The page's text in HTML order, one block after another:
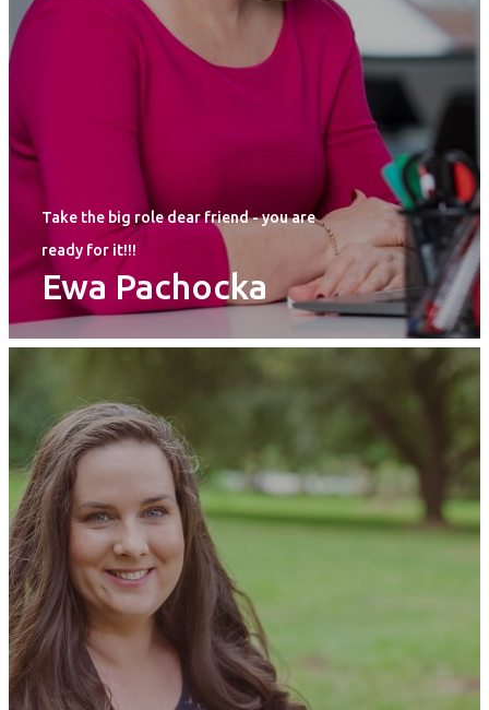
Take the big role dear friend - you are
ready for it!!!
Ewa Pachocka